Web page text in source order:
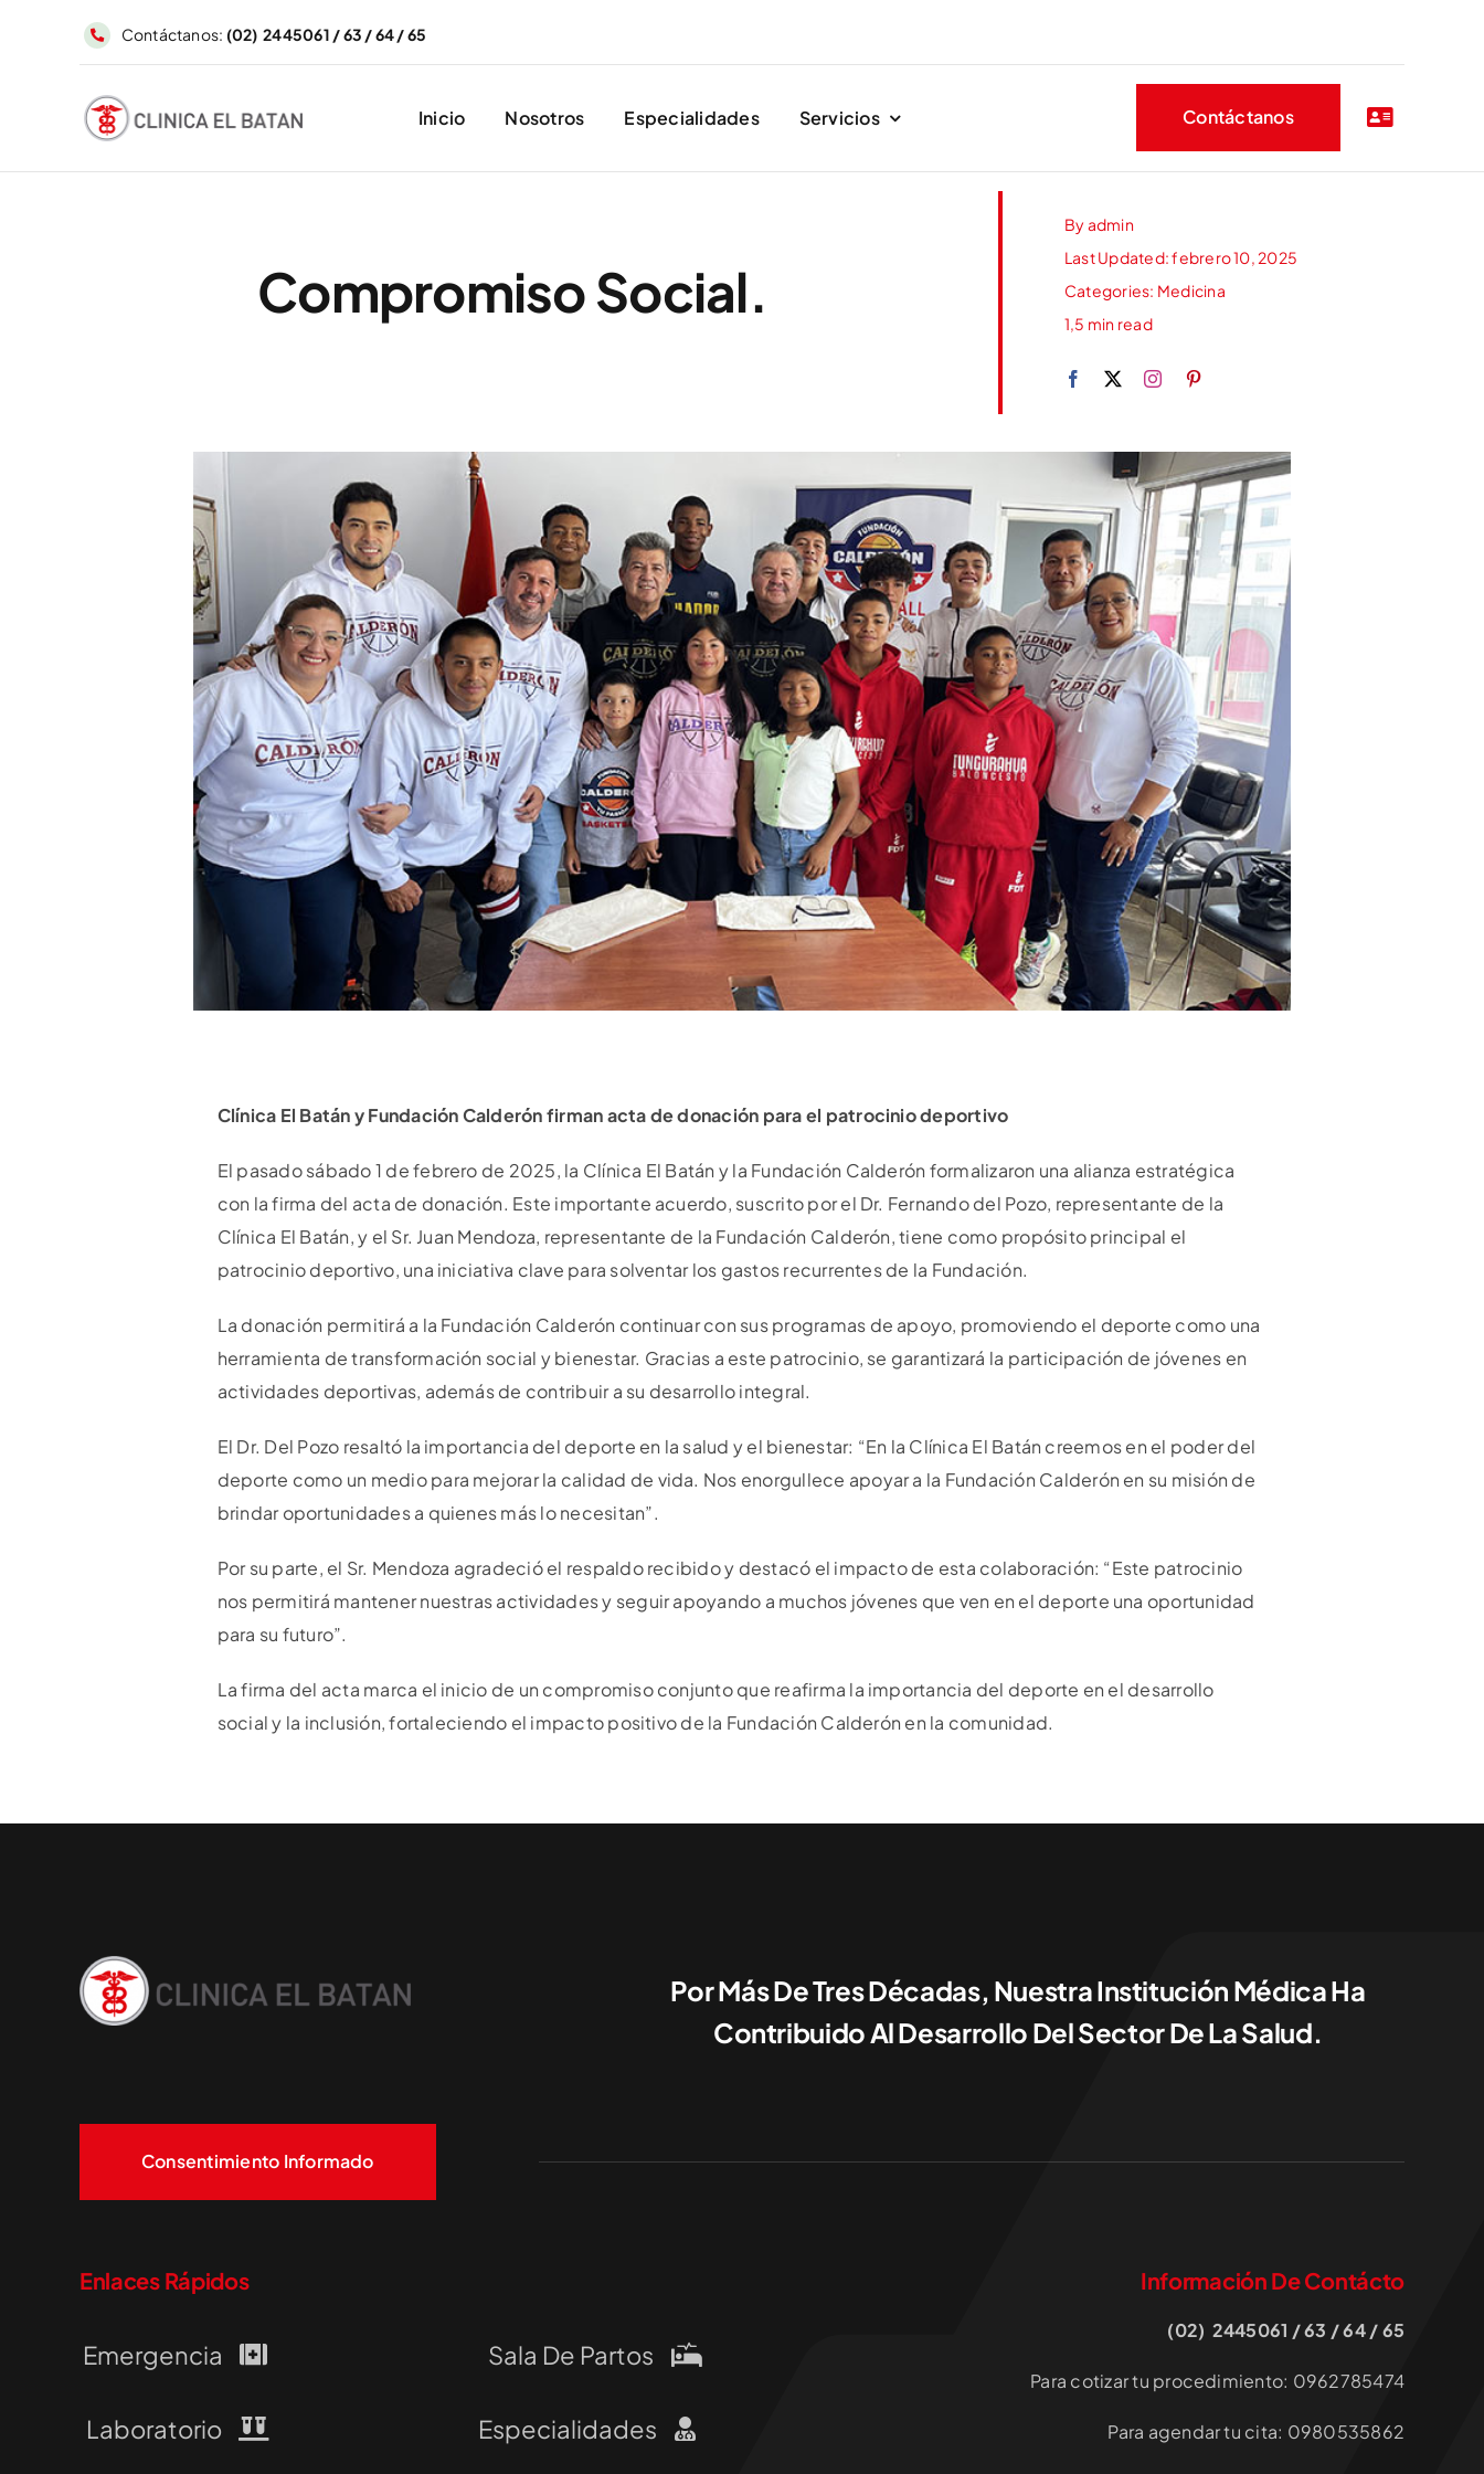
Contáctanos: (02) 2445061 / 63 / 64 / 65
Inicio Nosotros Especialidades Servicios Contáctanos
Compromiso Social.
Byadmin
Last Updated: febrero 10, 2025
Categories: Medicina
1,5 min read
Clínica El Batán y Fundación Calderón firman acta de donación para el patrocinio deportivo
El pasado sábado 1 de febrero de 2025, la Clínica El Batán y la Fundación Calderón formalizaron una alianza estratégica
con la firma del acta de donación. Este importante acuerdo, suscrito por el Dr. Fernando del Pozo, representante de la
Clínica El Batán, y el Sr. Juan Mendoza, representante de la Fundación Calderón, tiene como propósito principal el
patrocinio deportivo, una iniciativa clave para solventar los gastos recurrentes de la Fundación.
La donación permitirá a la Fundación Calderón continuar con sus programas de apoyo, promoviendo el deporte como una
herramienta de transformación social y bienestar. Gracias a este patrocinio, se garantizará la participación de jóvenes en
actividades deportivas, además de contribuir a su desarrollo integral.
El Dr. Del Pozo resaltó la importancia del deporte en la salud y el bienestar: “En la Clínica El Batán creemos en el poder del
deporte como un medio para mejorar la calidad de vida. Nos enorgullece apoyar a la Fundación Calderón en su misión de
brindar oportunidades a quienes más lo necesitan”.
Por su parte, el Sr. Mendoza agradeció el respaldo recibido y destacó el impacto de esta colaboración: “Este patrocinio
nos permitirá mantener nuestras actividades y seguir apoyando a muchos jóvenes que ven en el deporte una oportunidad
para su futuro”.
La firma del acta marca el inicio de un compromiso conjunto que reafirma la importancia del deporte en el desarrollo
social y la inclusión, fortaleciendo el impacto positivo de la Fundación Calderón en la comunidad.
Por Más De Tres Décadas, Nuestra Institución Médica Ha
Contribuido Al Desarrollo Del Sector De La Salud.
Consentimiento Informado
Enlaces Rápidos
Emergencia
Laboratorio
Sala De Partos
Especialidades
Información De Contácto
(02) 2445061 / 63 / 64 / 65
Para cotizar tu procedimiento: 0962785474
Para agendar tu cita: 0980535862